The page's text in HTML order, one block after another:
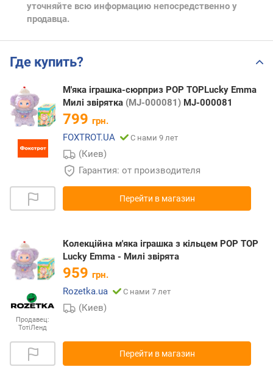
уточняйте всю информацию непосредственно у
продавца.
Где купить?
М'яка іграшка-сюрприз POP TOPLucky Emma
Милі звірятка (MJ-000081) MJ-000081
799 грн.
FOXTROT.UA
С нами 9 лет
(Киев)
Гарантия: от производителя
Перейти в магазин
Продавец:
ТотіЛенд
Колекційна м'яка іграшка з кільцем POP TOP
Lucky Emma - Милі звірята
959 грн.
Rozetka.ua
С нами 7 лет
(Киев)
Перейти в магазин